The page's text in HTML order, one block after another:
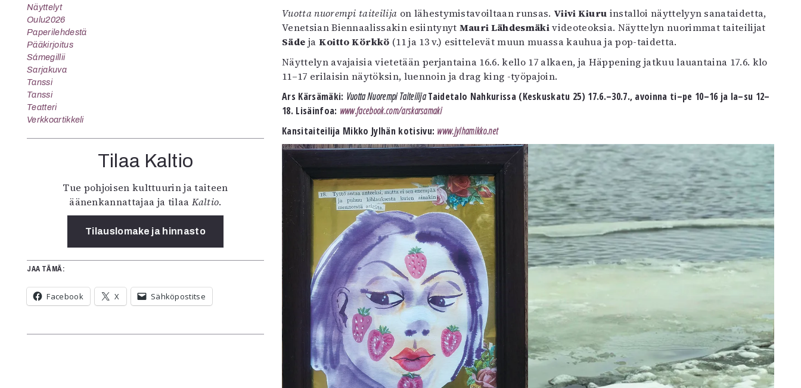
Vuotta nuorempi taiteilija on lähestymistavoiltaan runsas. Viivi Kiuru installoi näyttelyyn sanataidetta,
Venetsian Biennaalissakin esiintynyt Mauri Lähdesmäkivideoteoksia. Näyttelyn nuorimmat taiteilijat
Säde ja Koitto Körkkö (11 ja 13 v.) esittelevät muun muassa kauhua ja pop-taidetta.
Näyttelyn avajaisia vietetään perjantaina 16.6. kello 17 alkaen, ja Häppening jatkuu lauantaina 17.6. klo
11–17 erilaisin näytöksin, luennoin ja drag king -työpajoin.
Ars Kärsämäki: Vuotta Nuorempi TaiteilijaTaidetalo Nahkurissa (Keskuskatu 25) 17.6.–30.7., avoinna ti–pe 10–16 ja la–su 12–
18. Lisäinfoa: www.facebook.com/arskarsamaki
Kansitaiteilija Mikko Jylhän kotisivu: www.jylhamikko.net
Näyttelyt
Oulu2026
Paperilehdestä
Pääkirjoitus
Sámegillii
Sarjakuva
Tanssi
Tanssi
Teatteri
Verkkoartikkeli
Tilaa Kaltio
Tue pohjoisen kulttuurin ja taiteen
äänenkannattajaa ja tilaa Kaltio.
Tilauslomake ja hinnasto
JAA TÄMÄ:
Facebook X Sähköpostitse